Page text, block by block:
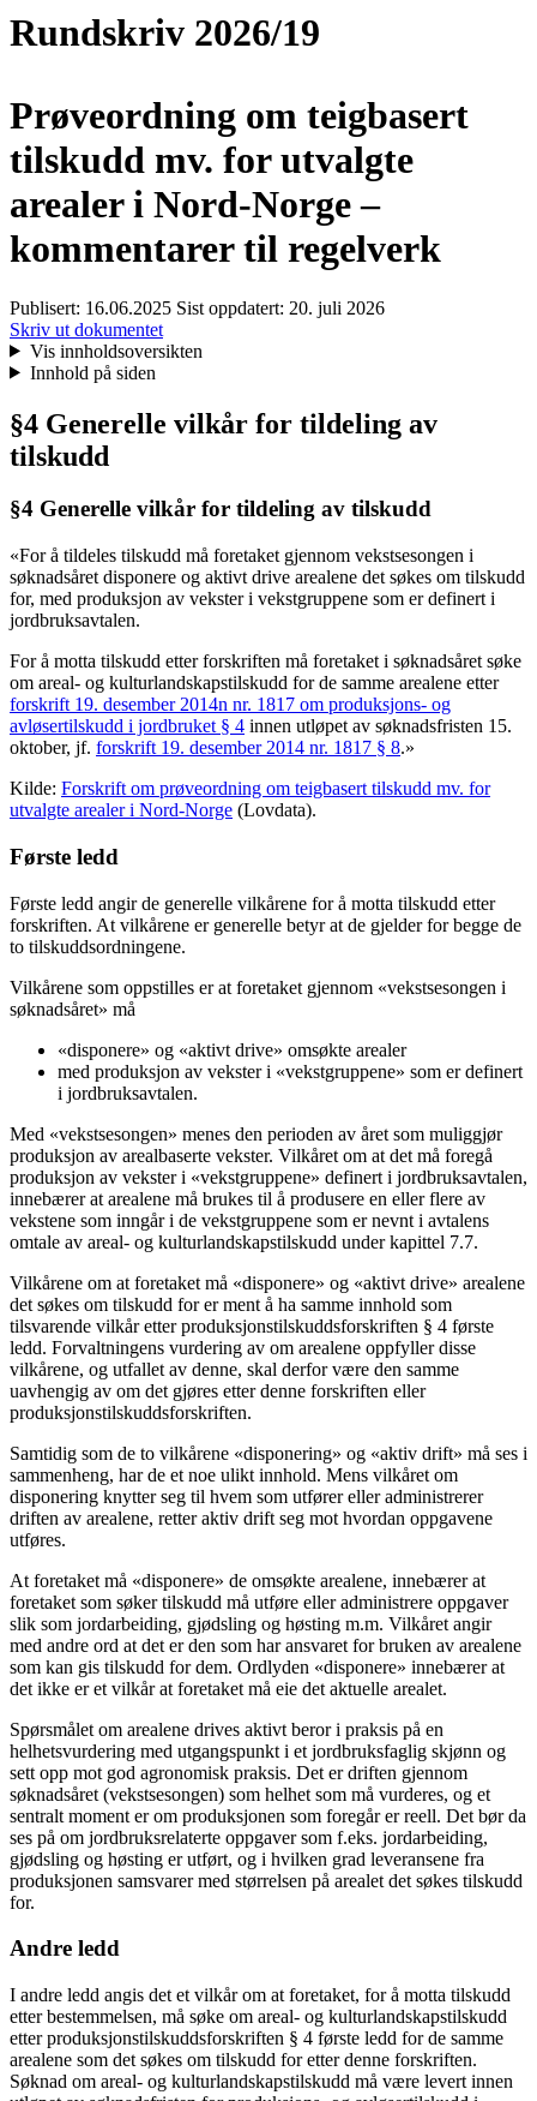
Rundskriv 2026/19
Prøveordning om teigbasert
tilskudd mv. for utvalgte
arealer i Nord-Norge –
kommentarer til regelverk
Publisert: 16.06.2025 Sist oppdatert: 20. juli 2026
Skriv ut dokumentet
Vis innholdsoversikten
Innhold på siden
§4 Generelle vilkår for tildeling av
tilskudd
§4 Generelle vilkår for tildeling av tilskudd
«For å tildeles tilskudd må foretaket gjennom vekstsesongen i
søknadsåret disponere og aktivt drive arealene det søkes om tilskudd
for, med produksjon av vekster i vekstgruppene som er definert i
jordbruksavtalen.
For å motta tilskudd etter forskriften må foretaket i søknadsåret søke
om areal- og kulturlandskapstilskudd for de samme arealene etter
forskrift 19. desember 2014n nr. 1817 om produksjons- og
avløsertilskudd i jordbruket § 4 innen utløpet av søknadsfristen 15.
oktober, jf. forskrift 19. desember 2014 nr. 1817 § 8.»
Kilde: Forskrift om prøveordning om teigbasert tilskudd mv. for
utvalgte arealer i Nord-Norge (Lovdata).
Første ledd
Første ledd angir de generelle vilkårene for å motta tilskudd etter
forskriften. At vilkårene er generelle betyr at de gjelder for begge de
to tilskuddsordningene.
Vilkårene som oppstilles er at foretaket gjennom «vekstsesongen i
søknadsåret» må
«disponere» og «aktivt drive» omsøkte arealer
med produksjon av vekster i «vekstgruppene» som er definert
i jordbruksavtalen.
Med «vekstsesongen» menes den perioden av året som muliggjør
produksjon av arealbaserte vekster. Vilkåret om at det må foregå
produksjon av vekster i «vekstgruppene» definert i jordbruksavtalen,
innebærer at arealene må brukes til å produsere en eller flere av
vekstene som inngår i de vekstgruppene som er nevnt i avtalens
omtale av areal- og kulturlandskapstilskudd under kapittel 7.7.
Vilkårene om at foretaket må «disponere» og «aktivt drive» arealene
det søkes om tilskudd for er ment å ha samme innhold som
tilsvarende vilkår etter produksjonstilskuddsforskriften § 4 første
ledd. Forvaltningens vurdering av om arealene oppfyller disse
vilkårene, og utfallet av denne, skal derfor være den samme
uavhengig av om det gjøres etter denne forskriften eller
produksjonstilskuddsforskriften.
Samtidig som de to vilkårene «disponering» og «aktiv drift» må ses i
sammenheng, har de et noe ulikt innhold. Mens vilkåret om
disponering knytter seg til hvem som utfører eller administrerer
driften av arealene, retter aktiv drift seg mot hvordan oppgavene
utføres.
At foretaket må «disponere» de omsøkte arealene, innebærer at
foretaket som søker tilskudd må utføre eller administrere oppgaver
slik som jordarbeiding, gjødsling og høsting m.m. Vilkåret angir
med andre ord at det er den som har ansvaret for bruken av arealene
som kan gis tilskudd for dem. Ordlyden «disponere» innebærer at
det ikke er et vilkår at foretaket må eie det aktuelle arealet.
Spørsmålet om arealene drives aktivt beror i praksis på en
helhetsvurdering med utgangspunkt i et jordbruksfaglig skjønn og
sett opp mot god agronomisk praksis. Det er driften gjennom
søknadsåret (vekstsesongen) som helhet som må vurderes, og et
sentralt moment er om produksjonen som foregår er reell. Det bør da
ses på om jordbruksrelaterte oppgaver som f.eks. jordarbeiding,
gjødsling og høsting er utført, og i hvilken grad leveransene fra
produksjonen samsvarer med størrelsen på arealet det søkes tilskudd
for.
Andre ledd
I andre ledd angis det et vilkår om at foretaket, for å motta tilskudd
etter bestemmelsen, må søke om areal- og kulturlandskapstilskudd
etter produksjonstilskuddsforskriften § 4 første ledd for de samme
arealene som det søkes om tilskudd for etter denne forskriften.
Søknad om areal- og kulturlandskapstilskudd må være levert innen